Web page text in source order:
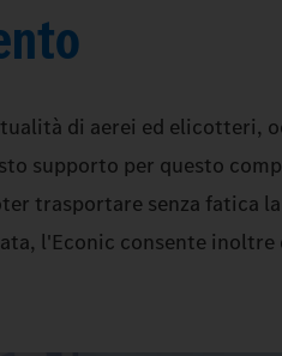
di aerei ed elicotteri,
supporto per questo
trasportare senza fatica
l'Econic consente